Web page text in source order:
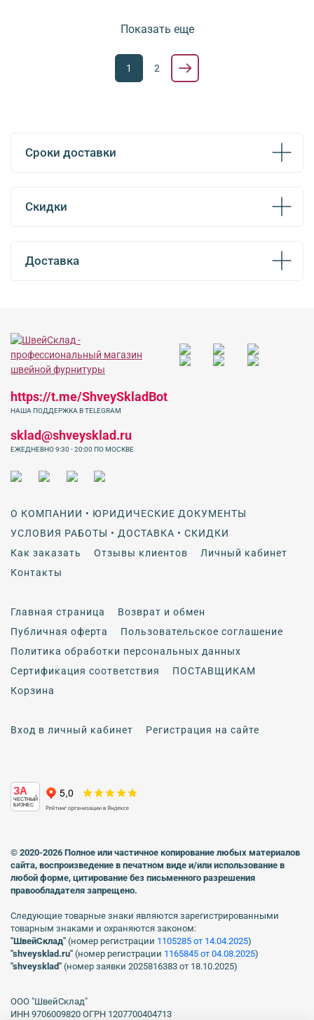
Показать еще
1 2
Сроки доставки
Скидки
Доставка
О КОМПАНИИ • ЮРИДИЧЕСКИЕ ДОКУМЕНТЫ
УСЛОВИЯ РАБОТЫ • ДОСТАВКА • СКИДКИ
Как заказать
Отзывы клиентов
Личный кабинет
Контакты
Главная страница
Возврат и обмен
Публичная оферта
Пользовательское соглашение
Политика обработки персональных данных
Сертификация соответствия
ПОСТАВЩИКАМ
Корзина
Вход в личный кабинет Регистрация на сайте
https://t.me/ShveySkladBot
НАША ПОДДЕРЖКА В TELEGRAM
sklad@shveysklad.ru
ЕЖЕДНЕВНО 9:30 - 20:00 ПО МОСКВЕ
ЗА
ЧЕСТНЫЙ
БИЗНЕС
© 2020-2026 Полное или частичное копирование любых материалов
сайта, воспроизведение в печатном виде и/или использование в
любой форме, цитирование без письменного разрешения
правообладателя запрещено.
Следующие товарные знаки являются зарегистрированными
товарным знаками и охраняются законом:
"ШвейСклад" (номер регистрации 1105285 от 14.04.2025)
"shveуsklad.ru" (номер регистрации 1165845 от 04.08.2025)
"shveysklad" (номер заявки 2025816383 от 18.10.2025)
ООО "ШвейСклад"
ИНН 9706009820 ОГРН 1207700404713